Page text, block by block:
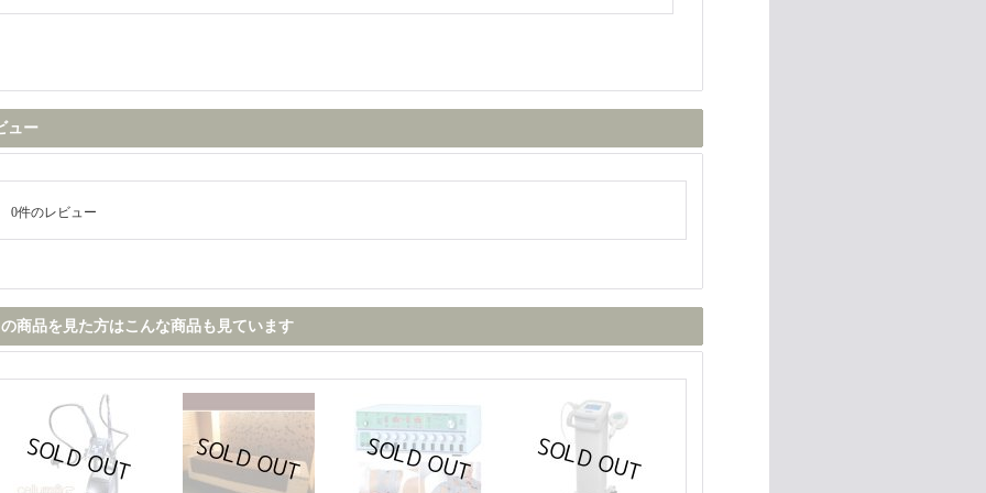
ュー
0件のレビュー
商品を見た方はこんな商品も見ています